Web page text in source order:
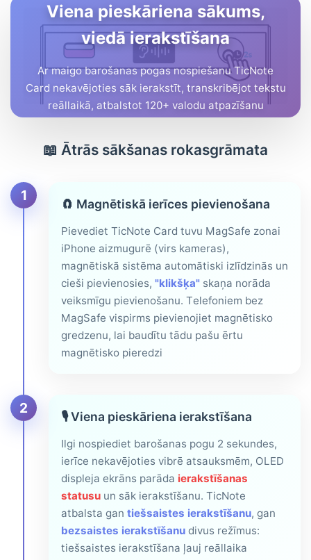
Viena pieskāriena sākums,
viedā ierakstīšana
Ar maigo barošanas pogas nospiešanu TicNote
Card nekavējoties sāk ierakstīt, transkribējot tekstu
reāllaikā, atbalstot 120+ valodu atpazīšanu
📖 Ātrās sākšanas rokasgrāmata
1
🧲 Magnētiskā ierīces pievienošana
Pievediet TicNote Card tuvu MagSafe zonai
iPhone aizmugurē (virs kameras),
magnētiskā sistēma automātiski izlīdzinās un
cieši pievienosies, "klikšķa" skaņa norāda
veiksmīgu pievienošanu. Telefoniem bez
MagSafe vispirms pievienojiet magnētisko
gredzenu, lai baudītu tādu pašu ērtu
magnētisko pieredzi
2
🎙️Viena pieskāriena ierakstīšana
Ilgi nospiediet barošanas pogu 2 sekundes,
ierīce nekavējoties vibrē atsauksmēm, OLED
displeja ekrāns parāda ierakstīšanas
statusu un sāk ierakstīšanu. TicNote
atbalsta gan tiešsaistes ierakstīšanu, gan
bezsaistes ierakstīšanu divus režīmus:
tiešsaistes ierakstīšana ļauj reāllaika